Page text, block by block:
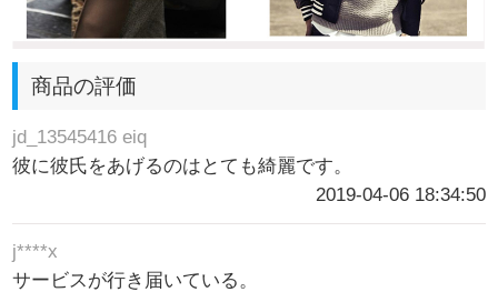
商品の評価
jd_13545416 eiq
彼に彼氏をあげるのはとても綺麗です。
2019-04-06 18:34:50
j****x
サービスが行き届いている。